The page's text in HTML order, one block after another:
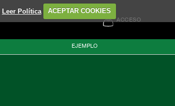
Leer Política ACEPTAR COOKIES
ACCESO
EJEMPLO